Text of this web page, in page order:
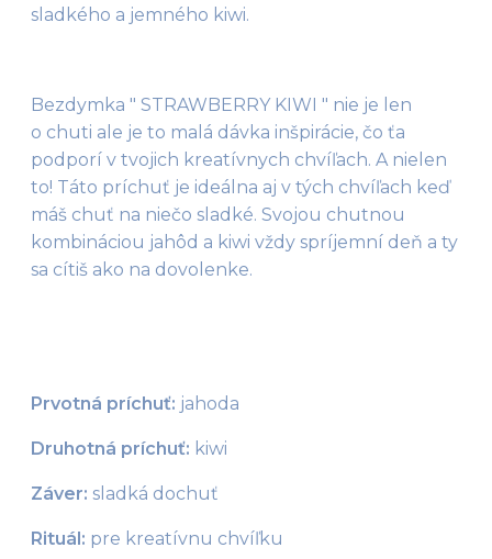
sladkého a jemného kiwi.
Bezdymka " STRAWBERRY KIWI " nie je len
o chuti ale je to malá dávka inšpirácie, čo ťa
podporí v tvojich kreatívnych chvíľach. A nielen
to! Táto príchuť je ideálna aj v tých chvíľach keď
máš chuť na niečo sladké. Svojou chutnou
kombináciou jahôd a kiwi vždy spríjemní deň a ty
sa cítiš ako na dovolenke.
Prvotná príchuť: jahoda
Druhotná príchuť: kiwi
Záver: sladká dochuť
Rituál: pre kreatívnu chvíľku